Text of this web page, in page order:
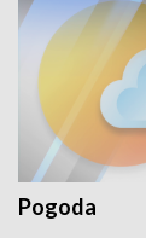
Pogoda